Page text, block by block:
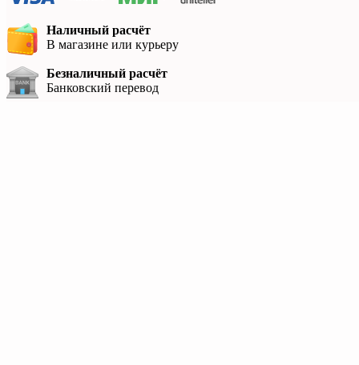
Наличный расчёт
В магазине или курьеру
Безналичный расчёт
Банковский перевод